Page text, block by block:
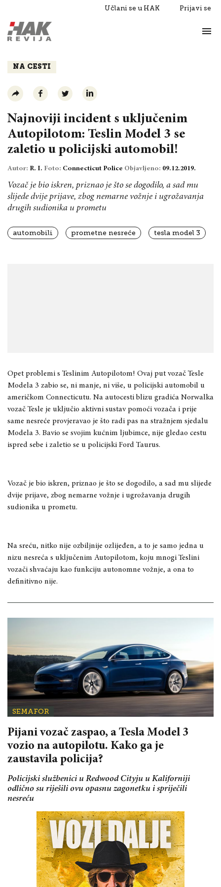
Učlani se u HAK Prijavi se
Razgovori
NA CESTI
Najnoviji incident s uključenim
Autopilotom: Teslin Model 3 se
zaletio u policijski automobil!
Autor: R. I. Foto: Connecticut Police Objavljeno: 09.12.2019.
Vozač je bio iskren, priznao je što se dogodilo, a sad mu
slijede dvije prijave, zbog nemarne vožnje i ugrožavanja
drugih sudionika u prometu
automobili prometne nesreće tesla model 3
Opet problemi s Teslinim Autopilotom! Ovaj put vozač Tesle
Modela 3 zabio se, ni manje, ni više, u policijski automobil u
američkom Connecticutu. Na autocesti blizu gradića Norwalka
vozač Tesle je uključio aktivni sustav pomoći vozača i prije
same nesreće provjeravao je što radi pas na stražnjem sjedalu
Modela 3. Bavio se svojim kućnim ljubimce, nije gledao cestu
ispred sebe i zaletio se u policijski Ford Taurus.
Vozač je bio iskren, priznao je što se dogodilo, a sad mu slijede
dvije prijave, zbog nemarne vožnje i ugrožavanja drugih
sudionika u prometu.
Na sreću, nitko nije ozbiljnije ozlijeđen, a to je samo jedna u
nizu nesreća s uključenim Autopilotom, koju mnogi Teslini
vozači shvaćaju kao funkciju autonomne vožnje, a ona to
definitivno nije.
SEMAFOR
Pijani vozač zaspao, a Tesla Model 3
vozio na autopilotu. Kako ga je
zaustavila policija?
Policijski službenici u Redwood Cityju u Kaliforniji
odlično su riješili ovu opasnu zagonetku i spriječili
nesreću